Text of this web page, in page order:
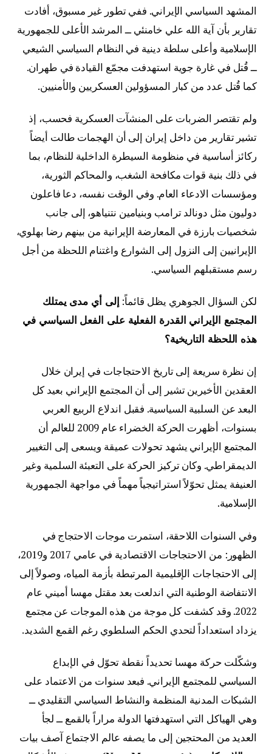
المشهد السياسي الإيراني. ففي تطور غير مسبوق، أفادت
تقارير بأن آية الله علي خامنئي ــ المرشد الأعلى للجمهورية
الإسلامية وأعلى سلطة دينية في النظام السياسي الشيعي
ــ قُتل في غارة جوية استهدفت مجمّع القيادة في طهران.
كما قُتل عدد من كبار المسؤولين العسكريين والأمنيين.
ولم تقتصر الضربات على المنشآت العسكرية فحسب، إذ
تشير تقارير من داخل إيران إلى أن الهجمات طالت أيضاً
ركائز أساسية في منظومة السيطرة الداخلية للنظام، بما
في ذلك بنية قوات مكافحة الشغب، والمحاكم الثورية،
ومؤسسات الادعاء العام. وفي الوقت نفسه، دعا فاعلون
دوليون مثل دونالد ترامب وبنيامين نتنياهو، إلى جانب
شخصيات بارزة في المعارضة الإيرانية من بينهم رضا بهلوي،
الإيرانيين إلى النزول إلى الشوارع واغتنام اللحظة من أجل
رسم مستقبلهم السياسي.
لكن السؤال الجوهري يظل قائماً: إلى أي مدى يمتلك
المجتمع الإيراني القدرة الفعلية على الفعل السياسي في
هذه اللحظة التاريخية؟
إن نظرة سريعة إلى تاريخ الاحتجاجات في إيران خلال
العقدين الأخيرين تشير إلى أن المجتمع الإيراني بعيد كل
البعد عن السلبية السياسية. فقبل اندلاع الربيع العربي
بسنوات، أظهرت الحركة الخضراء عام 2009 للعالم أن
المجتمع الإيراني يشهد تحولات عميقة ويسعى إلى التغيير
الديمقراطي. وكان تركيز الحركة على التعبئة السلمية وغير
العنيفة يمثل تحوّلاً استراتيجياً مهماً في مواجهة الجمهورية
الإسلامية.
وفي السنوات اللاحقة، استمرت موجات الاحتجاج في
الظهور: من الاحتجاجات الاقتصادية في عامي 2017 و2019،
إلى الاحتجاجات الإقليمية المرتبطة بأزمة المياه، وصولاً إلى
الانتفاضة الوطنية التي اندلعت بعد مقتل مهسا أميني عام
2022. وقد كشفت كل موجة من هذه الموجات عن مجتمع
يزداد استعداداً لتحدي الحكم السلطوي رغم القمع الشديد.
وشكّلت حركة مهسا تحديداً نقطة تحوّل في الإبداع
السياسي للمجتمع الإيراني. فبعد سنوات من الاعتماد على
الشبكات المدنية المنظمة والنشاط السياسي التقليدي ــ
وهي الهياكل التي استهدفتها الدولة مراراً بالقمع ــ لجأ
العديد من المحتجين إلى ما يصفه عالم الاجتماع آصف بيات